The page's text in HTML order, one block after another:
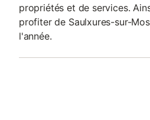
propriétés et de services.
profiter de Saulxures-sur-
l'année.